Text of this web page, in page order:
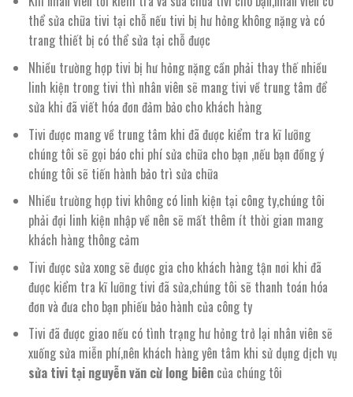
thể sửa chữa tivi tại chỗ nếu tivi bị hư hỏng không nặng và có
trang thiết bị có thể sửa tại chỗ được
Nhiều trường hợp tivi bị hư hỏng nặng cần phải thay thế nhiều
linh kiện trong tivi thì nhân viên sẽ mang tivi về trung tâm để
sửa khi đã viết hóa đơn đảm bảo cho khách hàng
Tivi được mang về trung tâm khi đã được kiểm tra kĩ lưỡng
chúng tôi sẽ gọi báo chi phí sửa chữa cho bạn ,nếu bạn đồng ý
chúng tôi sẽ tiến hành bảo trì sửa chữa
Nhiều trường hợp tivi không có linh kiện tại công ty,chúng tôi
phải đợi linh kiện nhập về nên sẽ mất thêm ít thời gian mang
khách hàng thông cảm
Tivi được sửa xong sẽ được gia cho khách hàng tận nơi khi đã
được kiểm tra kĩ lưỡng tivi đã sửa,chúng tôi sẽ thanh toán hóa
đơn và đưa cho bạn phiếu bảo hành của công ty
Tivi đã được giao nếu có tình trạng hư hỏng trở lại nhân viên sẽ
xuống sửa miễn phí,nên khách hàng yên tâm khi sử dụng dịch vụ
sửa tivi tại nguyễn văn cừ long biêncủa chúng tôi